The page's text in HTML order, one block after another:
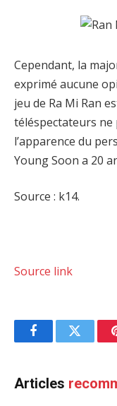
Cependant, la
exprimé aucune
jeu de Ra Mi Ran
téléspectateurs
l’apparence du
Young Soon a 20
Source : k14.
Source link
FacebookTwitter
Articles